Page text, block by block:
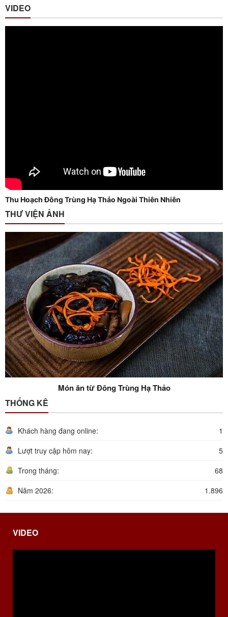
VIDEO
Thu Hoạch Đông Trùng Hạ Thảo Ngoài Thiên Nhiên
THƯ VIỆN ẢNH
Trà Đông Trùng Hạ Thảo
THỐNG KÊ
Khách hàng đang online:
1
Lượt truy cập hôm nay:
5
Trong tháng:
68
Năm 2026:
1.896
VIDEO